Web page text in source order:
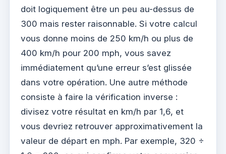
doit logiquement être un peu au-dessus de
300 mais rester raisonnable. Si votre calcul
vous donne moins de 250 km/h ou plus de
400 km/h pour 200 mph, vous savez
immédiatement qu’une erreur s’est glissée
dans votre opération. Une autre méthode
consiste à faire la vérification inverse :
divisez votre résultat en km/h par 1,6, et
vous devriez retrouver approximativement la
valeur de départ en mph. Par exemple, 320 ÷